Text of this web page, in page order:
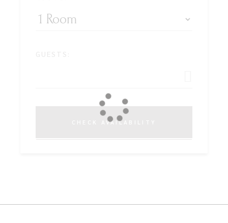
CHECK AVAILABILITY